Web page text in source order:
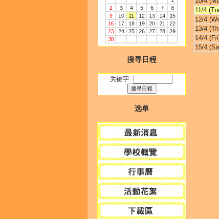
2
3 4 5 6 7
8
9
10 11 12 13 14
15
16
17 18 19 20 21
22
23
24 25 26 27 28
29
30
搜寻日程
关键字:
选单
11/4
12/4
13/4
14/4
15/4